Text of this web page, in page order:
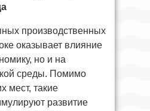
производственных
оказывает влияние
но и на
среды. Помимо
мест, такие
развитие